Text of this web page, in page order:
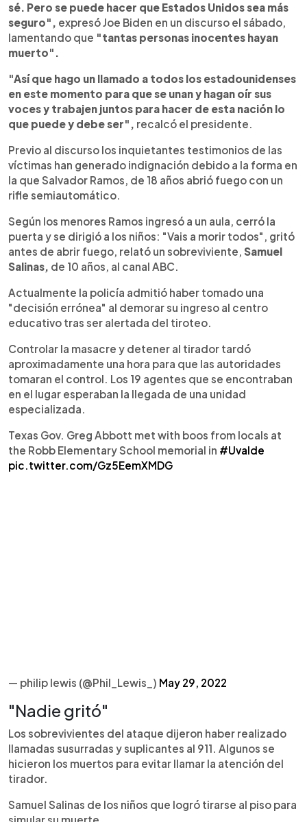
sé. Pero se puede hacer que Estados Unidos sea más
seguro", expresó Joe Biden en un discurso el sábado,
lamentando que "tantas personas inocentes hayan
muerto".
"Así que hago un llamado a todos los estadounidenses
en este momento para que se unan y hagan oír sus
voces y trabajen juntos para hacer de esta nación lo
que puede y debe ser", recalcó el presidente.
Previo al discurso los inquietantes testimonios de las
víctimas han generado indignación debido a la forma en
la que Salvador Ramos, de 18 años abrió fuego con un
rifle semiautomático.
Según los menores Ramos ingresó a un aula, cerró la
puerta y se dirigió a los niños: "Vais a morir todos", gritó
antes de abrir fuego, relató un sobreviviente, Samuel
Salinas, de 10 años, al canal ABC.
Actualmente la policía admitió haber tomado una
"decisión errónea" al demorar su ingreso al centro
educativo tras ser alertada del tiroteo.
Controlar la masacre y detener al tirador tardó
aproximadamente una hora para que las autoridades
tomaran el control. Los 19 agentes que se encontraban
en el lugar esperaban la llegada de una unidad
especializada.
Texas Gov. Greg Abbott met with boos from locals at
the Robb Elementary School memorial in #Uvalde
pic.twitter.com/Gz5EemXMDG
— philip lewis (@Phil_Lewis_) May 29, 2022
"Nadie gritó"
Los sobrevivientes del ataque dijeron haber realizado
llamadas susurradas y suplicantes al 911. Algunos se
hicieron los muertos para evitar llamar la atención del
tirador.
Samuel Salinas de los niños que logró tirarse al piso para